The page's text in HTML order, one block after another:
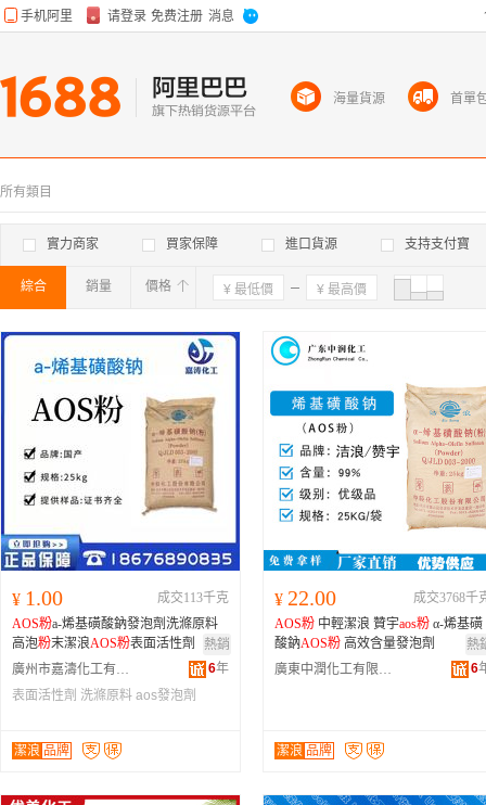
所有類目
實力商家 買家保障 進口貨源 支持支付寶
綜合 銷量 價格 確定
¥ 1.00
成交113千克
AOS粉a-烯基磺酸鈉發泡劑洗滌原料
高泡粉末潔浪AOS粉表面活性劑
熱銷
廣州市嘉濤化工有限公司
6年
表面活性劑 洗滌原料 aos發泡劑
潔浪 品牌
¥ 22.00
成交3768千
AOS粉 中輕潔浪 贊宇aos粉 α-烯基磺
酸鈉AOS粉 高效含量發泡劑
熱
廣東中潤化工有限公司
6
潔浪 品牌
海量貨源 首單